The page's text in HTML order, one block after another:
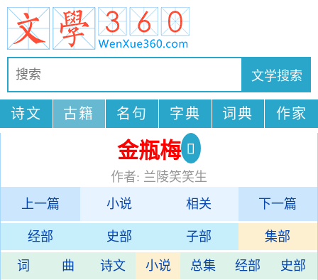
诗文 古籍 名句 字典 词典 作家
金瓶梅
作者: 兰陵笑笑生
上一篇
小说 相关 下一篇
经部 史部 子部 集部
词 曲 诗文 小说 总集 经部 史部